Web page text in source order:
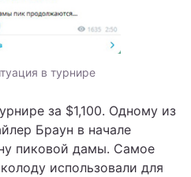
в турнире
за $1,100. Одному из
Браун в начале
пиковой дамы. Самое
использовали для